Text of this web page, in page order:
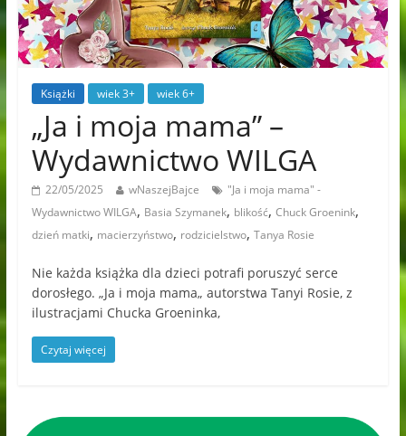
Książki wiek 3+ wiek 6+
„Ja i moja mama” –
Wydawnictwo WILGA
22/05/2025 wNaszejBajce
"Ja i moja mama" -
Wydawnictwo WILGA, Basia Szymanek, blikość, Chuck Groenink,
dzień matki, macierzyństwo, rodzicielstwo, Tanya Rosie
Nie każda książka dla dzieci potrafi poruszyć serce
dorosłego. „Ja i moja mama„ autorstwa Tanyi Rosie, z
ilustracjami Chucka Groeninka,
Czytaj więcej